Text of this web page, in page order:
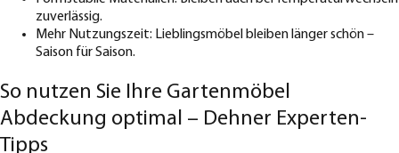
zuverlässig.
Mehr Nutzungszeit: Lieblingsmöbel bleiben länger schön –
Saison für Saison.
So nutzen Sie Ihre Gartenmöbel
Abdeckung optimal – Dehner Experten-
Tipps